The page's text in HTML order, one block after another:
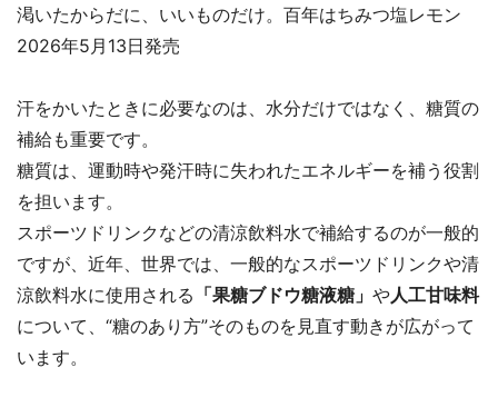
渇いたからだに、いいものだけ。百年はちみつ塩レモン
2026年5月13日発売
汗をかいたときに必要なのは、水分だけではなく、糖質の
補給も重要です。
糖質は、運動時や発汗時に失われたエネルギーを補う役割
を担います。
スポーツドリンクなどの清涼飲料水で補給するのが一般的
ですが、近年、世界では、一般的なスポーツドリンクや清
涼飲料水に使用される 「果糖ブドウ糖液糖」 や人工甘味料
について、“糖のあり方”そのものを見直す動きが広がって
います。